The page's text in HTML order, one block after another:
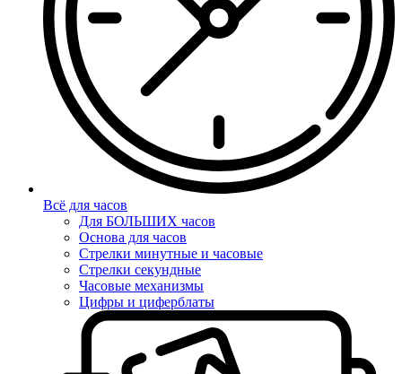
Всё для часов
Для БОЛЬШИХ часов
Основа для часов
Стрелки минутные и часовые
Стрелки секундные
Часовые механизмы
Цифры и циферблаты